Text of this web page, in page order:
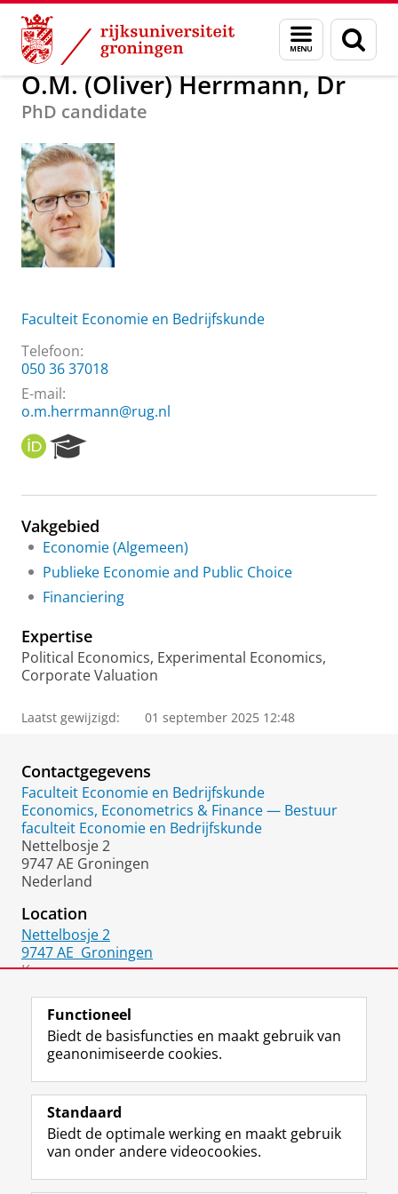
Skip
Content
Skip
Navigation
Menu
en
zoeken
Over ons O.M. (Oliver) Herrmann, Dr
O.M. (Oliver) Herrmann, Dr
PhD candidate
Faculteit Economie en Bedrijfskunde
Telefoon:
050 36 37018
E-mail:
o.m.herrmann@rug.nl
O
R
I
e
r
c
h
o
t
a
l
Vakgebied
Economie (Algemeen)
Publieke Economie and Public Choice
Financiering
Expertise
Political Economics, Experimental Economics,
Corporate Valuation
Laatst gewijzigd: 01 september 2025 12:48
Contactgegevens
Faculteit Economie en Bedrijfskunde
Economics, Econometrics & Finance — Bestuur
faculteit Economie en Bedrijfskunde
Nettelbosje 2
9747 AE Groningen
Nederland
Location
Nettelbosje 2
9747 AE Groningen
Kamer:
Volg de RUG
F
a
e
b
L
i
k
e
R
S
-
f
I
n
t
Y
o
T
Studiekiezers
Functioneel
Biedt de basisfuncties en maakt gebruik van
geanonimiseerde cookies.
Standaard
Biedt de optimale werking en maakt gebruik
van onder andere videocookies.